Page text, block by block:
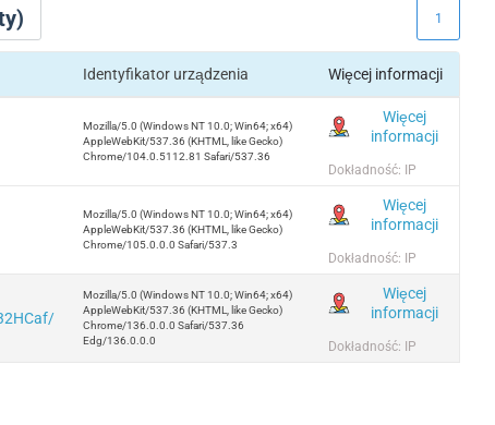
1
Identyfikator urządzenia Więcej informacji
Mozilla/5.0 (Windows NT 10.0; Win64; x64)
AppleWebKit/537.36 (KHTML, like Gecko)
Chrome/104.0.5112.81 Safari/537.36
Więcej
informacji
Dokładność: IP
Mozilla/5.0 (Windows NT 10.0; Win64; x64)
AppleWebKit/537.36 (KHTML, like Gecko)
Chrome/105.0.0.0 Safari/537.3
Więcej
informacji
Dokładność: IP
Mozilla/5.0 (Windows NT 10.0; Win64; x64)
AppleWebKit/537.36 (KHTML, like Gecko)
Chrome/136.0.0.0 Safari/537.36
Edg/136.0.0.0
Więcej
informacji
Dokładność: IP